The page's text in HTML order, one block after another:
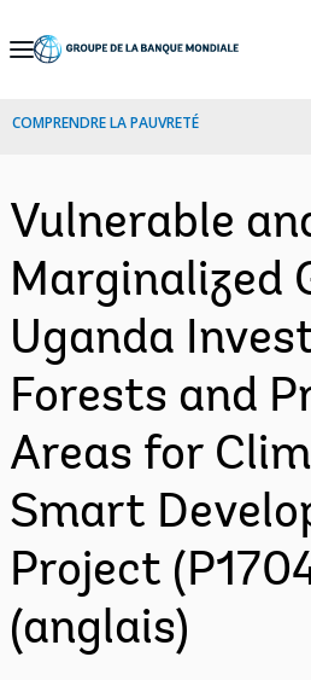
Skip
Navigation
COMPRENDRE LA PAUVRETÉ
Vulnerable
Marginalized
Uganda
Forests and
Areas for
Smart
Project
(anglais)